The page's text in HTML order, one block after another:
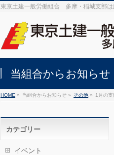
東京土建一般労働組合 多摩・稲城支部は
当組合からお知らせ
HOME » 当組合からお知らせ » その他 » 1月の
カテゴリー
イベント